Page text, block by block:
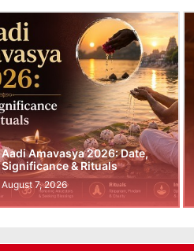
Aadi Amavasya 2026: Date,
Significance & Rituals
August 7, 2026